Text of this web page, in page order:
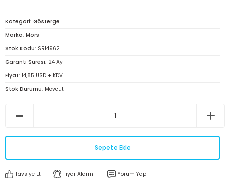
Kategori Gösterge
Marka Mors
Stok Kodu SR14962
Garanti Süresi 24 Ay
Fiyat 14,85 USD + KDV
Stok Durumu Mevcut
Sepete Ekle
Tavsiye Et Fiyar Alarmı Yorum Yap